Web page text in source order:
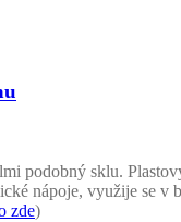
podobný sklu.
nápoje, využije se v
zde)